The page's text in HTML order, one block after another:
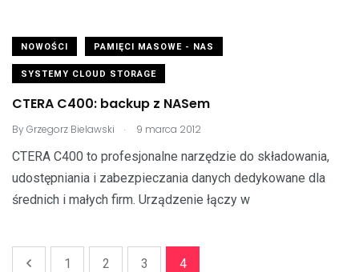
NOWOŚCI PAMIĘCI MASOWE - NAS
SYSTEMY CLOUD STORAGE
CTERA C400: backup z NASem
ByGrzegorz Bielawski . 9 marca 2012
CTERA C400 to profesjonalne narzędzie do składowania,
udostępniania i zabezpieczania danych dedykowane dla
średnich i małych firm. Urządzenie łączy w
1 2 3 4